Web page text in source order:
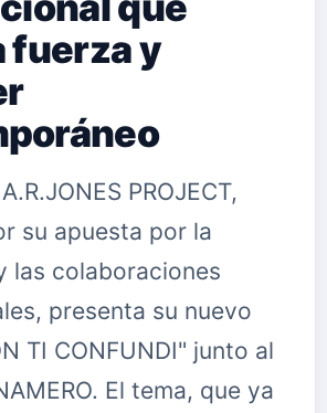
fuerza y
PROJECT,
su apuesta por la
las colaboraciones
presenta su nuevo
TI CONFUNDI" junto al
El tema, que ya